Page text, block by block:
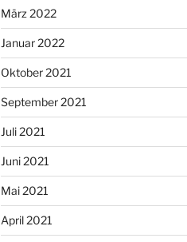
März 2022
Januar 2022
Oktober 2021
September 2021
Juli 2021
Juni 2021
Mai 2021
April 2021